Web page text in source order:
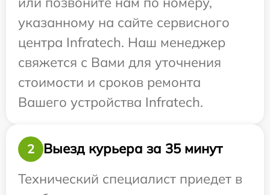
указанному на сайте сервисного
центра Infratech. Наш менеджер
свяжется с Вами для уточнения
стоимости и сроков ремонта
Вашего устройства Infratech.
2
Выезд курьера за 35 минут
Технический специалист приедет в